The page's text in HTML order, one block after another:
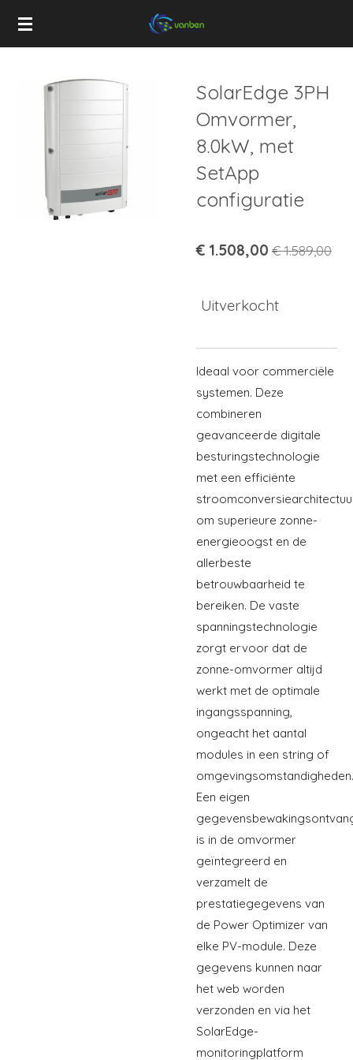
Ga
SolarEdge 3PH
Omvormer,
8.0kW, met
SetApp
configuratie
€ 1.508,00 € 1.589,00
Uitverkocht
Ideaal voor commerciële
systemen. Deze
combineren
geavanceerde digitale
besturingstechnologie
met een efficiënte
om superieure zonne-
energieoogst en de
allerbeste
betrouwbaarheid te
bereiken. De vaste
spanningstechnologie
zorgt ervoor dat de
zonne-omvormer altijd
werkt met de optimale
ingangsspanning,
ongeacht het aantal
modules in een string of
omgevingsomstandigheden.
Een eigen
is in de omvormer
geïntegreerd en
verzamelt de
prestatiegegevens van
de Power Optimizer van
elke PV-module. Deze
gegevens kunnen naar
het web worden
verzonden en via het
SolarEdge-
monitoringplatform